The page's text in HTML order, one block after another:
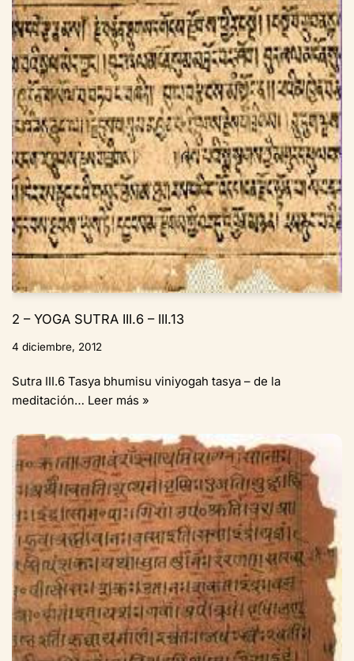
2 – YOGA SUTRA III.6 – III.13
4 diciembre, 2012
Sutra III.6 Tasya bhumisu viniyogah tasya – de la
meditación… Leer más »